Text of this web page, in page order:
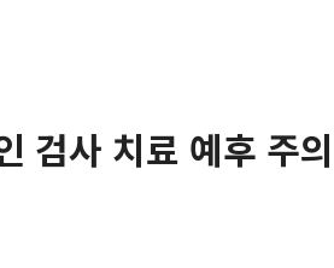
검사 치료 예후 주